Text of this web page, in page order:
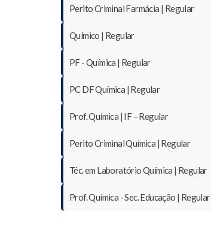
Perito Criminal Farmácia | Regular
Químico | Regular
PF - Química | Regular
PC DF Química | Regular
Prof. Química | IF – Regular
Perito Criminal Química | Regular
Téc. em Laboratório Química | Regular
Prof. Química - Sec. Educação | Regular